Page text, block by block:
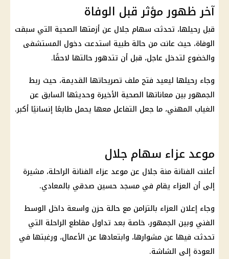
آخر ظهور مؤثر قبل الوفاة
قبل رحيلها، تحدثت سهام جلال عن أزمتها الصحية التي سبقت
الوفاة، حيث عانت من حالة طبية استدعت دخول المستشفى
والخضوع لتدخل عاجل، قبل أن تتدهور حالتها لاحقًا.
وجاء رحيلها ليعيد فتح ملف تصريحاتها القديمة، حيث ربط
الجمهور بين معاناتها الصحية الأخيرة وحديثها السابق عن
الغياب المهني، ما جعل التفاعل معها يحمل طابعًا إنسانيًا أكبر.
موعد عزاء سهام جلال
أعلنت الفنانة منة جلال عن موعد عزاء الفنانة الراحلة، مشيرة
إلى أن العزاء يقام في مسجد حسين صدقي بالمعادي.
وجاء إعلان العزاء بالتزامن مع حالة حزن واسعة داخل الوسط
الفني وبين الجمهور، خاصة بعد تداول مقاطع الراحلة التي
تحدثت فيها عن مشوارها، وابتعادها عن الأعمال، ورغبتها في
العودة إلى الشاشة.